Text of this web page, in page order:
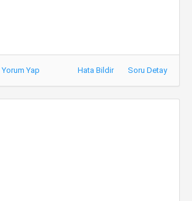
Yorum Yap Hata Bildir Soru Detay